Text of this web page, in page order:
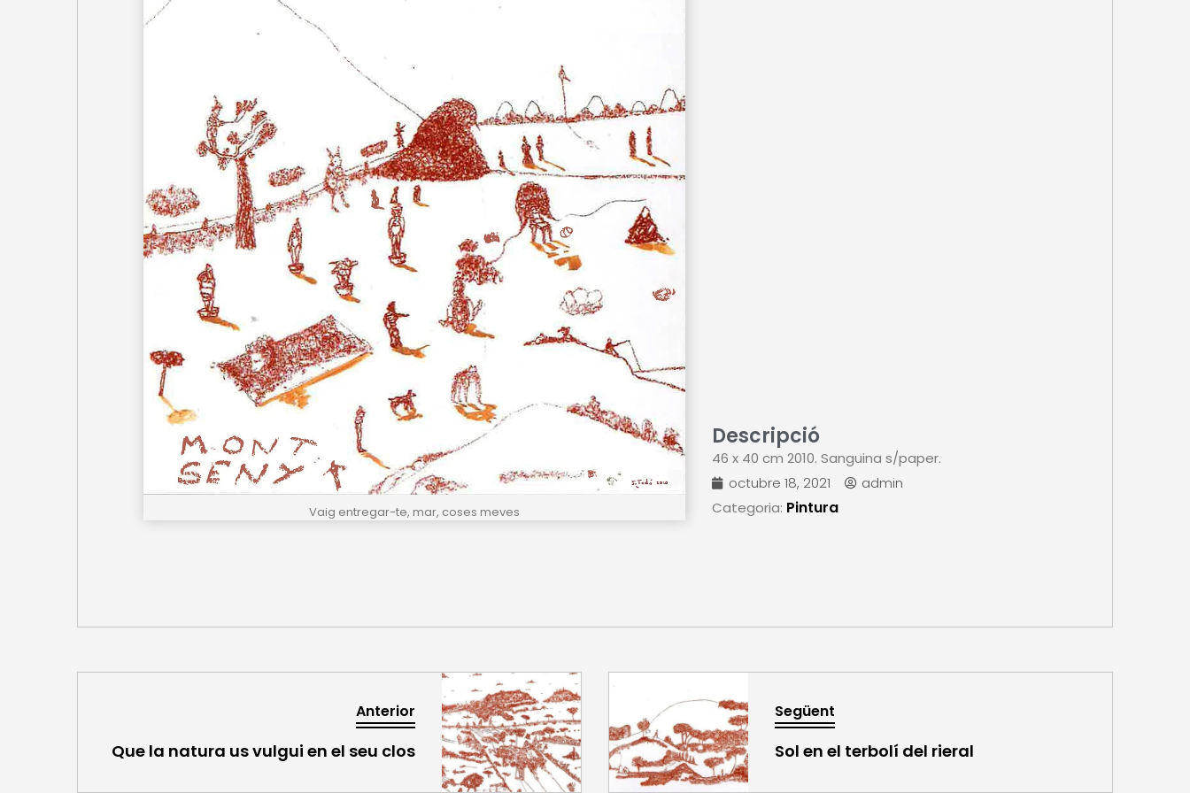
Vaig entregar-te, mar, coses meves
Descripció
46 x 40 cm 2010. Sanguina s/paper.
octubre 18, 2021
admin
Categoria: Pintura
Anterior
Que la natura us vulgui en el seu clos
Següent
Sol en el terbolí del rieral